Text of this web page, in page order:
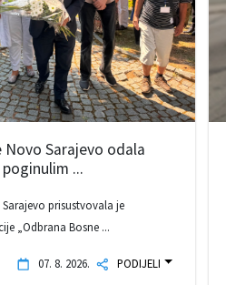
Novo Sarajevo odala
...
prisustvovala je
„Odbrana Bosne ...
07. 8. 2026. PODIJELI